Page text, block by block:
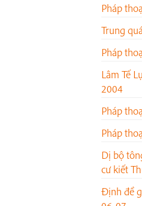
Pháp
Trung
Pháp
Lâm Tế
2004
Pháp
Pháp
Dị bộ
cư kiết
Định đề